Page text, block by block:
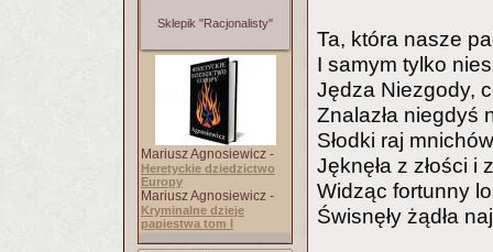
Sklepik "Racjonalisty"
Mariusz Agnosiewicz -
Heretyckie dziedzictwo
Europy
Mariusz Agnosiewicz -
Kryminalne dzieje
papiestwa tom I
Ta, która nasze
I samym tylko
Jędza Niezgody,
Znalazła niegdyś
Słodki raj
Jęknęła z złości i
Widząc fortunny
Świsnęły żądła